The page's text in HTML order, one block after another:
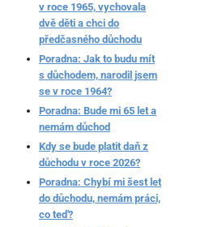
v roce 1965, vychovala
dvě děti a chci do
předčasného důchodu
Poradna: Jak to budu mít
s důchodem, narodil jsem
se v roce 1964?
Poradna: Bude mi 65 let a
nemám důchod
Kdy se bude platit daň z
důchodu v roce 2026?
Poradna: Chybí mi šest let
do důchodu, nemám práci,
co teď?